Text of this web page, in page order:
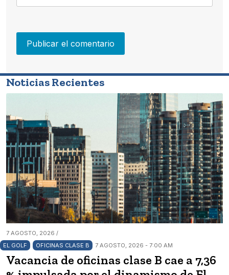
Noticias Recientes
7 AGOSTO, 2026 /
EL GOLF
OFICINAS CLASE B 7 AGOSTO, 2026 - 7:00 AM
Vacancia de oficinas clase B cae a 7,36